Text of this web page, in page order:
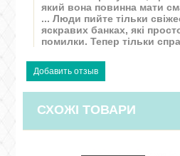
який вона повинна мати
... Люди пийте тільки
яскравих банках, які
помилки. Тепер тільки
СХОЖІ ТОВАРИ